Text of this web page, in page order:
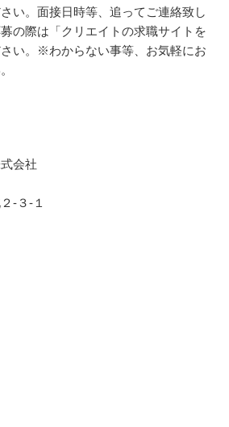
い。面接日時等、追ってご連絡致し
の際は「クリエイトの求職サイトを
い。※わからない事等、お気軽にお
会社
-３-１